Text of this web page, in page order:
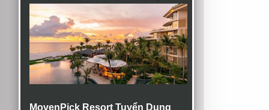
MovenPick Resort Tuyển Dụng